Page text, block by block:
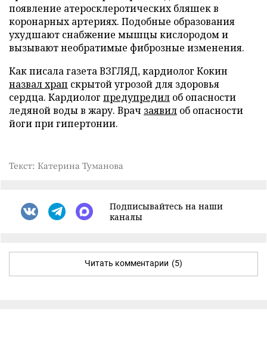
появление атеросклеротических бляшек в
коронарных артериях. Подобные образования
ухудшают снабжение мышцы кислородом и
вызывают необратимые фиброзные изменения.
Как писала газета ВЗГЛЯД, кардиолог Кокин
назвал храп скрытой угрозой для здоровья
сердца. Кардиолог предупредил об опасности
ледяной воды в жару. Врач заявил об опасности
йоги при гипертонии.
Текст: Катерина Туманова
Подписывайтесь на наши
каналы
Читать комментарии (5)